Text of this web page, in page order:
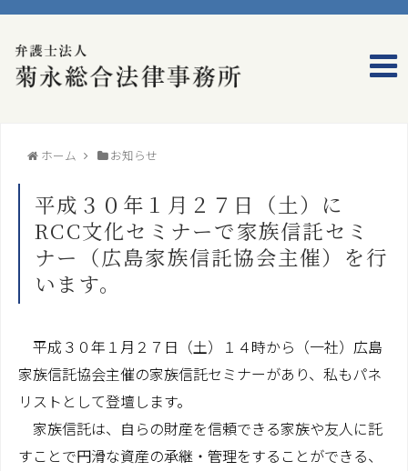
ホーム お知らせ
平成３０年１月２７日（土）に
RCC文化セミナーで家族信託セミ
ナー（広島家族信託協会主催）を行
います。
平成３０年１月２７日（土）１４時から（一社）広島
家族信託協会主催の家族信託セミナーがあり、私もパネ
リストとして登壇します。
家族信託は、自らの財産を信頼できる家族や友人に託
すことで円滑な資産の承継・管理をすることができる、
事務所のご案内
事務所概要
アクセス
家族信託（民事信託）
コンプライアンス（法令等遵守）
費用のご案内